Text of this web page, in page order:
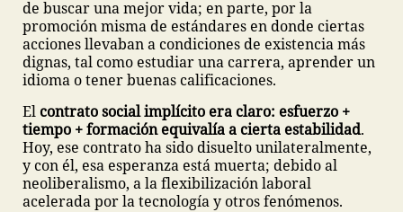
de buscar una mejor vida; en parte, por la
promoción misma de estándares en donde ciertas
acciones llevaban a condiciones de existencia más
dignas, tal como estudiar una carrera, aprender un
idioma o tener buenas calificaciones.
El contrato social implícito era claro: esfuerzo +
tiempo + formación equivalía a cierta estabilidad.
Hoy, ese contrato ha sido disuelto unilateralmente,
y con él, esa esperanza está muerta; debido al
neoliberalismo, a la flexibilización laboral
acelerada por la tecnología y otros fenómenos.